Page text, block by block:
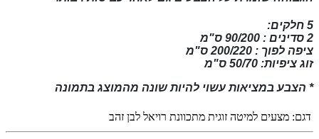
5 חלקים:
2 סדינים : 90/200 ס"מ
ציפה לפוך : 200/220 ס"מ
זוג ציפיות: 50/70 ס"מ
* הצבע במציאות עשוי להיות שונה מהמוצג בתמונה
דגם: מצעים למיטה זוגית מתכוונת רויאל לבן זהב